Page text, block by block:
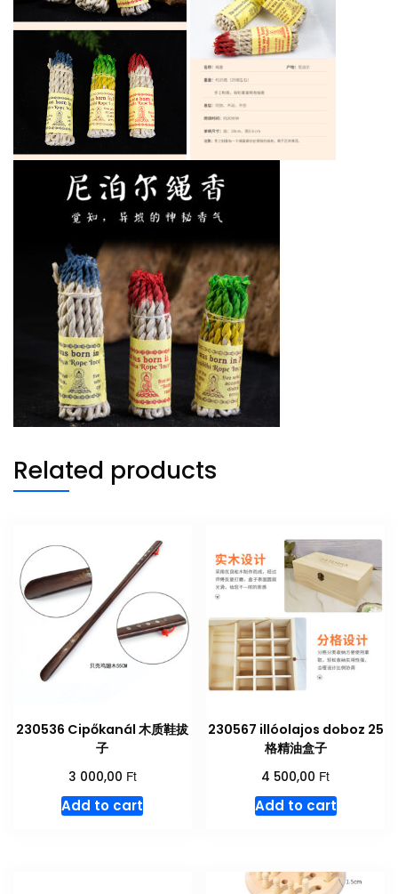
Related products
230536 Cipőkanál 木质鞋拔
子
3 000,00 Ft
Add to cart
230567 illóolajos doboz 25
格精油盒子
4 500,00 Ft
Add to cart